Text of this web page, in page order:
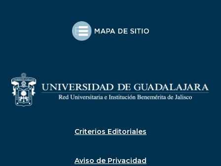
Criterios Editoriales
Aviso de Privacidad